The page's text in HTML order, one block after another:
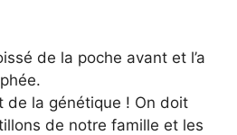
de la poche avant et l’a
la génétique ! On doit
de notre famille et les